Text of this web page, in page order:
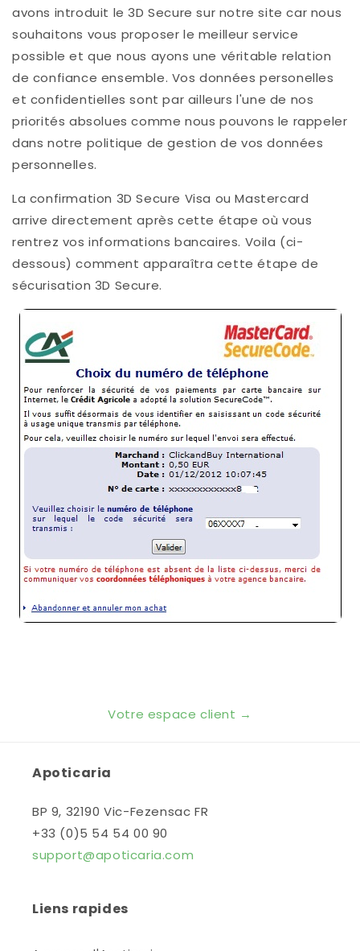
avons introduit le3D Secure sur notre site car nous
souhaitons vous proposer le meilleur service
possible et que nous ayons une véritable relation
de confiance ensemble. Vos données personelles
et confidentielles sont par ailleurs l'une de nos
priorités absolues comme nous pouvons le rappeler
dans notre politique de gestion de vos données
personnelles.
La confirmation 3D Secure Visa ouMastercard
arrive directement après cette étape où vous
rentrez vos informations bancaires. Voila (ci-
dessous) comment apparaîtra cette étape de
sécurisation 3D Secure.
Votre espace client →
Apoticaria
BP 9, 32190 Vic-Fezensac FR
+33 (0)5 54 54 00 90
support@apoticaria.com
Liens rapides